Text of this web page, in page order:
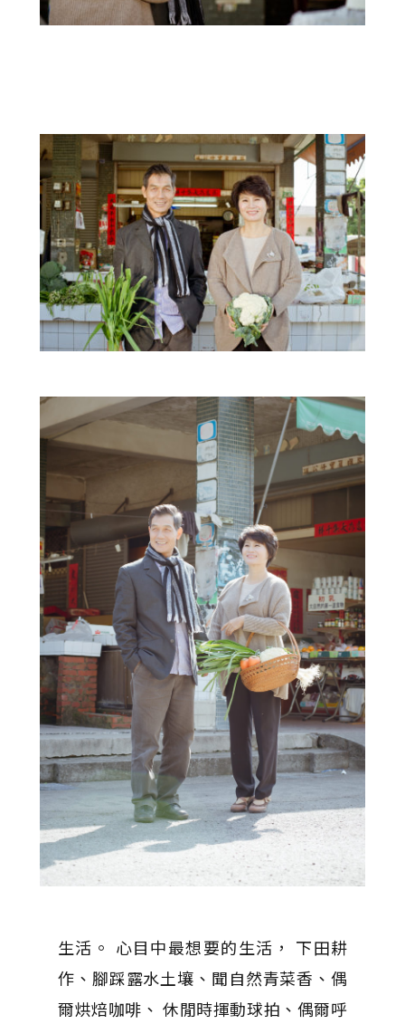
生活。 心目中最想要的生活， 下田耕
作、腳踩露水土壤、聞自然青菜香、偶
爾烘焙咖啡、 休閒時揮動球拍、偶爾呼